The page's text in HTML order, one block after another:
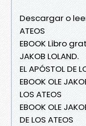
Descargar o leer
ATEOS
EBOOK Libro
JAKOB LOLAND.
EL APÓSTOL DE
EBOOK OLE
LOS ATEOS
EBOOK OLE
DE LOS ATEOS